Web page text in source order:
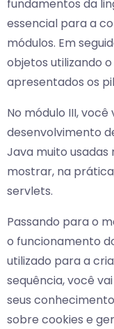
fundamentos da
essencial para a
módulos. Em
objetos utilizando o
apresentados os
No módulo III,
desenvolvimento
Java muito usadas
mostrar, na
servlets.
Passando para o
o funcionamento
utilizado para a
sequência, você
seus
sobre cookies e